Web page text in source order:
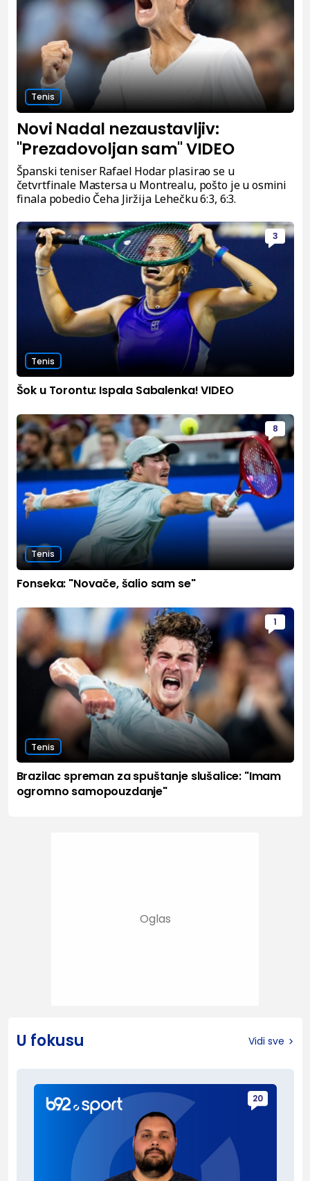
Tenis
Novi Nadal nezaustavljiv:
"Prezadovoljan sam" VIDEO
Španski teniser Rafael Hodar plasirao se u
četvrtfinale Mastersa u Montrealu, pošto je u osmini
finala pobedio Čeha Jiržija Lehečku 6:3, 6:3.
3
Tenis
Šok u Torontu: Ispala Sabalenka! VIDEO
8
Tenis
Fonseka: "Novače, šalio sam se"
1
Tenis
Brazilac spreman za spuštanje slušalice: "Imam
ogromno samopouzdanje"
U fokusu Vidi sve
20